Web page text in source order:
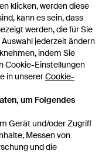
klicken, werden diese
kann es sein, dass
werden, die für Sie
jederzeit ändern
indem Sie
Cookie-Einstellungen
in unsererCookie-
um Folgendes
Gerät und/oder Zugriff
Messen von
und die